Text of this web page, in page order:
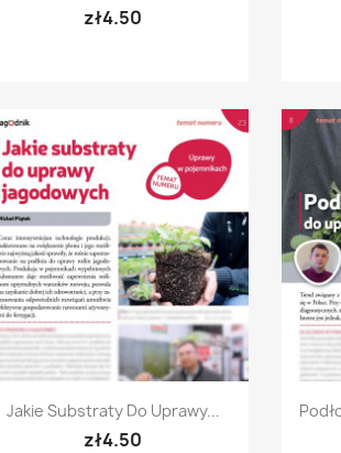
zł4.50
Quick view
Jakie Substraty Do Uprawy...
zł4.50